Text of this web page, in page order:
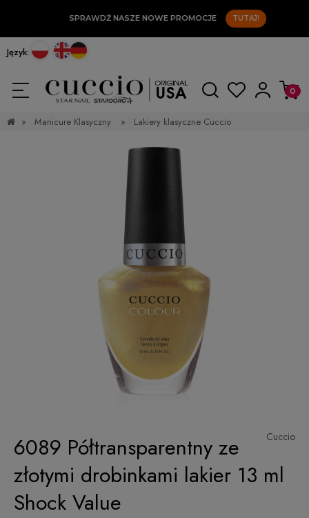
SPRAWDŹ NASZE NOWE PROMOCJE TUTAJ!
Język:
» Manicure Klasyczny » Lakiery klasyczne Cuccio
Cuccio
6089 Półtransparentny ze
złotymi drobinkami lakier 13 ml
Shock Value